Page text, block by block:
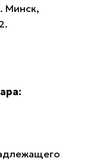
Минск,